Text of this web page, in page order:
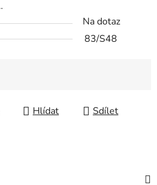
Na dotaz
83/S48
Hlídat Sdílet